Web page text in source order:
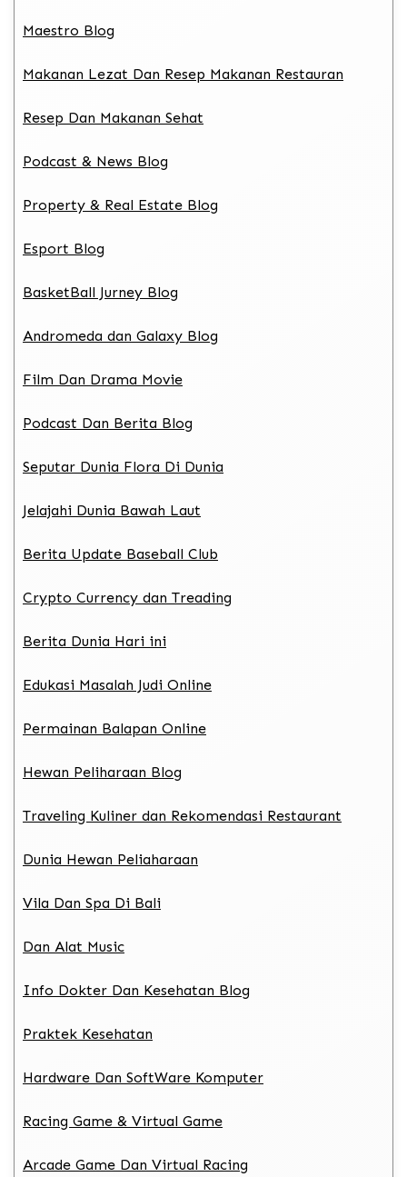
Maestro Blog
Makanan Lezat Dan Resep Makanan Restauran
Resep Dan Makanan Sehat
Podcast & News Blog
Property & Real Estate Blog
Esport Blog
BasketBall Jurney Blog
Andromeda dan Galaxy Blog
Film Dan Drama Movie
Podcast Dan Berita Blog
Seputar Dunia Flora Di Dunia
Jelajahi Dunia Bawah Laut
Berita Update Baseball Club
Crypto Currency dan Treading
Berita Dunia Hari ini
Edukasi Masalah Judi Online
Permainan Balapan Online
Hewan Peliharaan Blog
Traveling Kuliner dan Rekomendasi Restaurant
Dunia Hewan Peliaharaan
Vila Dan Spa Di Bali
Dan Alat Music
Info Dokter Dan Kesehatan Blog
Praktek Kesehatan
Hardware Dan SoftWare Komputer
Racing Game & Virtual Game
Arcade Game Dan Virtual Racing